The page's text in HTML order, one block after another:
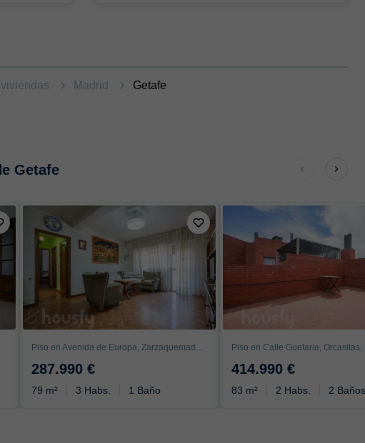
Madrid Getafe
Getafe
Piso en Avenida de Europa, Zarzaquemada, Leganés
287.990 €
79 m² 3 Habs. 1 Baño
Piso en Calle Guetaria, Orcasitas,
414.990 €
83 m² 2 Habs. 2